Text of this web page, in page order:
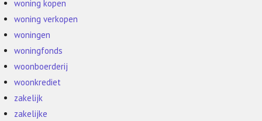
woning kopen
woning verkopen
woningen
woningfonds
woonboerderij
woonkrediet
zakelijk
zakelijke